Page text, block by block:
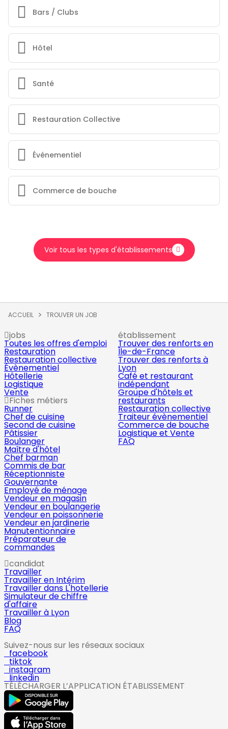
Bars / Clubs
Hôtel
Santé
Restauration Collective
Événementiel
Commerce de bouche
Voir tous les types d'établissements
ACCUEIL TROUVER UN JOB
jobs
Toutes les offres d'emploi
Restauration
Restauration collective
Évènementiel
Hôtellerie
Logistique
Vente
Fiches métiers
Runner
Chef de cuisine
Second de cuisine
Pâtissier
Boulanger
Maître d'hôtel
Chef barman
Commis de bar
Réceptionniste
Gouvernante
Employé de ménage
Vendeur en magasin
Vendeur en boulangerie
Vendeur en poissonnerie
Vendeur en jardinerie
Manutentionnaire
Préparateur de
commandes
établissement
Trouver des renforts en
Île-de-France
Trouver des renforts à
Lyon
Café et restaurant
indépendant
Groupe d'hôtels et
restaurants
Restauration collective
Traiteur évènementiel
Commerce de bouche
Logistique et Vente
FAQ
candidat
Travailler
Travailler en Intérim
Travailler dans L'hotellerie
Simulateur de chiffre
d'affaire
Travailler à Lyon
Blog
FAQ
Suivez-nous sur les réseaux sociaux
facebook
tiktok
instagram
linkedin
TÉLÉCHARGER L’APPLICATION ÉTABLISSEMENT